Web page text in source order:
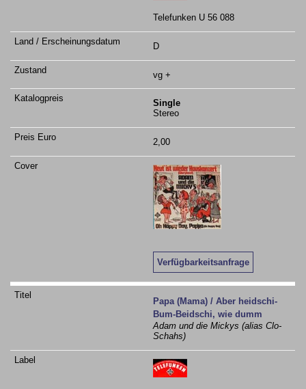
Telefunken U 56 088
D
vg +
Single
Stereo
2,00
Verfügbarkeitsanfrage
Papa (Mama) / Aber heidschi-
Bum-Beidschi, wie dumm
Adam und die Mickys (alias Clo-
Schahs)